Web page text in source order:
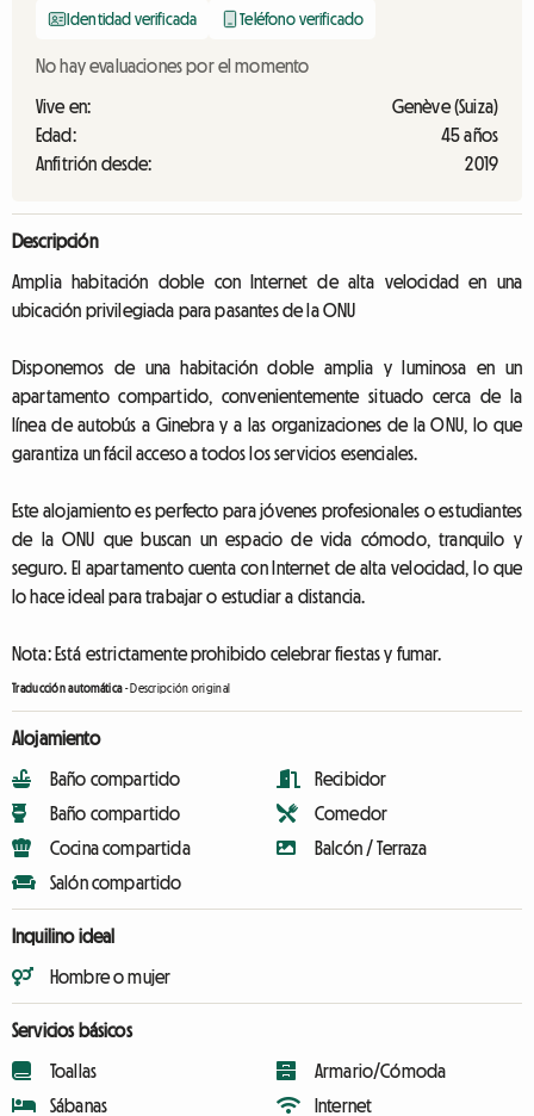
Identidad verificada Teléfono verificado
No hay evaluaciones por el momento
Vive en:
Genève (Suiza)
Edad:
45 años
Anfitrión desde:
2019
Descripción
Amplia habitación doble con Internet de alta velocidad en una
ubicación privilegiada para pasantes de la ONU
Disponemos de una habitación doble amplia y luminosa en un
apartamento compartido, convenientemente situado cerca de la
línea de autobús a Ginebra y a las organizaciones de la ONU, lo que
garantiza un fácil acceso a todos los servicios esenciales.
Este alojamiento es perfecto para jóvenes profesionales o estudiantes
de la ONU que buscan un espacio de vida cómodo, tranquilo y
seguro. El apartamento cuenta con Internet de alta velocidad, lo que
lo hace ideal para trabajar o estudiar a distancia.
Nota: Está estrictamente prohibido celebrar fiestas y fumar.
Traducción automática-Descripción original
Alojamiento
Baño compartido
Baño compartido
Cocina compartida
Salón compartido
Recibidor
Comedor
Balcón / Terraza
Inquilino ideal
Hombre o mujer
Servicios básicos
Toallas
Sábanas
Armario/Cómoda
Internet